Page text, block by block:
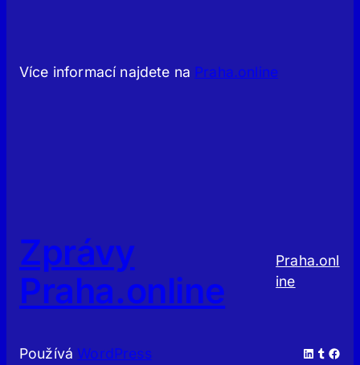
Více informací najdete na Praha.online
Zprávy
Praha.online
Praha.onl
ine
PoužíváWordPress LinkedIn Tumblr Facebook